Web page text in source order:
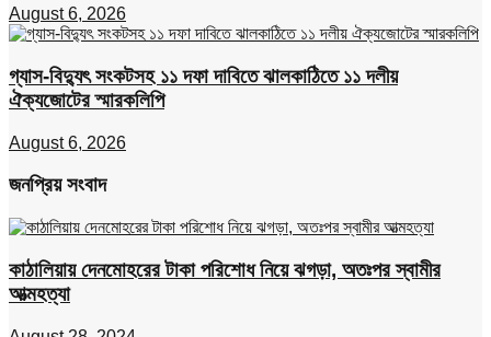
August 6, 2026
গ্যাস-বিদ্যুৎ সংকটসহ ১১ দফা দাবিতে ঝালকাঠিতে ১১ দলীয়
ঐক্যজোটের স্মারকলিপি
August 6, 2026
জনপ্রিয় সংবাদ
কাঠালিয়ায় দেনমোহরের টাকা পরিশোধ নিয়ে ঝগড়া, অতঃপর স্বামীর
আত্মহত্যা